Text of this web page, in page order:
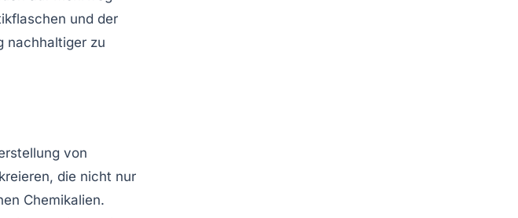
und der
nachhaltiger zu
von
die nicht nur
Chemikalien.